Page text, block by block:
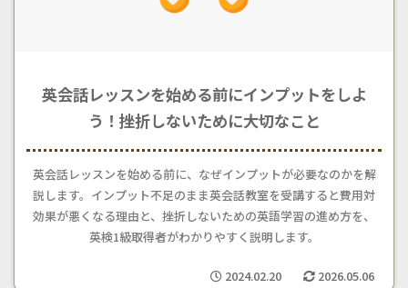
英会話レッスンを始める前にインプットをしよ
う！挫折しないために大切なこと
英会話レッスンを始める前に、なぜインプットが必要なのかを解
説します。インプット不足のまま英会話教室を受講すると費用対
効果が悪くなる理由と、挫折しないための英語学習の進め方を、
英検1級取得者がわかりやすく説明します。
2024.02.20 2026.05.06